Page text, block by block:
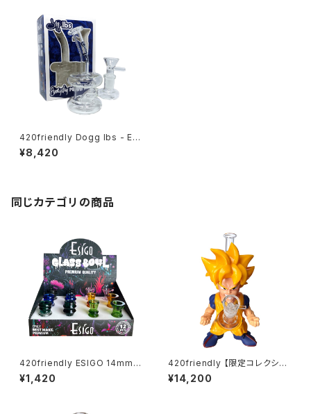
420friendly Dogg lbs - Ev
eryday Double Ring Rig W
ater Pipe｜エブリデイ ダブル
¥8,420
同じカテゴリの商品
420friendly ESIGO 14mmガ
ラスボウル(火皿) Phoenix As
h Catcher
¥1,420
420friendly 【限定コレクショ
ン】Legendary Fighter Bon
g / レジェンダリーファイター ボ
¥14,200